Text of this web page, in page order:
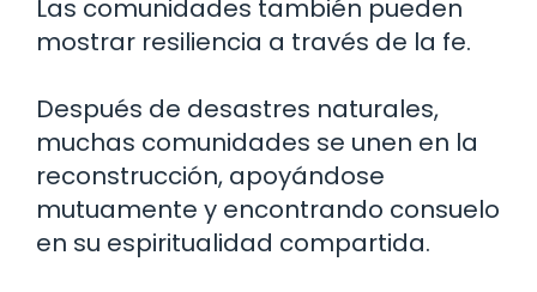
Las comunidades también pueden
mostrar resiliencia a través de la fe.
Después de desastres naturales,
muchas comunidades se unen en la
reconstrucción, apoyándose
mutuamente y encontrando consuelo
en su espiritualidad compartida.